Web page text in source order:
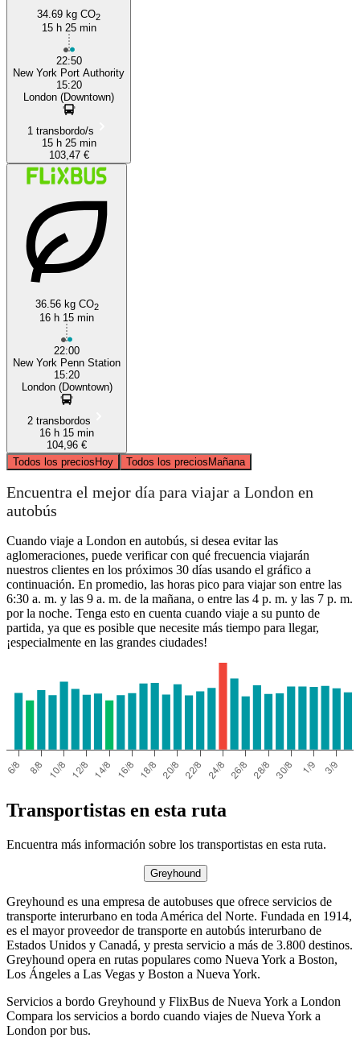
34.69 kg CO2
15 h 25 min
22:50
New York Port Authority
15:20
London (Downtown)
1 transbordo/s
15 h 25 min
103,47 €
36.56 kg CO2
16 h 15 min
22:00
New York Penn Station
15:20
London (Downtown)
2 transbordos
16 h 15 min
104,96 €
Todos los preciosHoy Todos los preciosMañana
Encuentra el mejor día para viajar a London en
autobús
Cuando viaje a London en autobús, si desea evitar las
aglomeraciones, puede verificar con qué frecuencia viajarán
nuestros clientes en los próximos 30 días usando el gráfico a
continuación. En promedio, las horas pico para viajar son entre las
6:30 a. m. y las 9 a. m. de la mañana, o entre las 4 p. m. y las 7 p. m.
por la noche. Tenga esto en cuenta cuando viaje a su punto de
partida, ya que es posible que necesite más tiempo para llegar,
¡especialmente en las grandes ciudades!
Transportistas en esta ruta
Encuentra más información sobre los transportistas en esta ruta.
Greyhound
Greyhound es una empresa de autobuses que ofrece servicios de
transporte interurbano en toda América del Norte. Fundada en 1914,
es el mayor proveedor de transporte en autobús interurbano de
Estados Unidos y Canadá, y presta servicio a más de 3.800 destinos.
Greyhound opera en rutas populares como Nueva York a Boston,
Los Ángeles a Las Vegas y Boston a Nueva York.
Servicios a bordo Greyhound y FlixBus de Nueva York a London
Compara los servicios a bordo cuando viajes de Nueva York a
London por bus.